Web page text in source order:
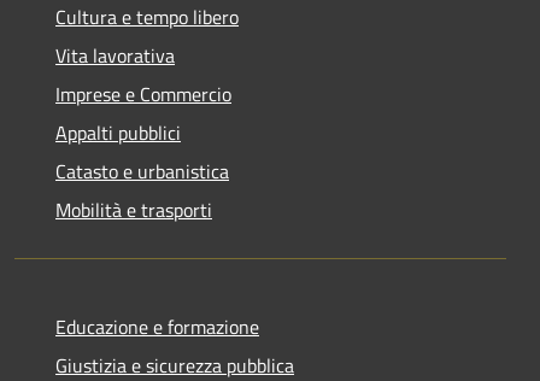
Cultura e tempo libero
Vita lavorativa
Imprese e Commercio
Appalti pubblici
Catasto e urbanistica
Mobilità e trasporti
Educazione e formazione
Giustizia e sicurezza pubblica